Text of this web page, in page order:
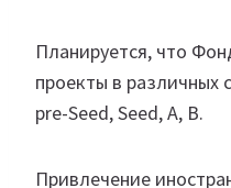
Планируется, что
проекты в различных
pre-Seed, Seed, A, B.
Привлечение